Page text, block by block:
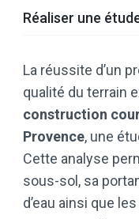
Réaliser une
La réussite d’un
qualité du terrain
construction
Provence, une
Cette analyse
sous-sol, sa
d’eau ainsi que